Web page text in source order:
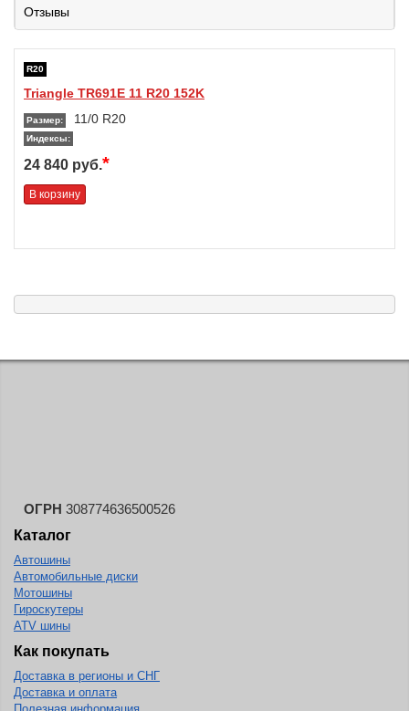
Отзывы
R20
Triangle TR691E 11 R20 152K
Размер: 11/0 R20
Индексы:
24 840 руб.*
В корзину
ОГРН 308774636500526
Каталог
Автошины
Автомобильные диски
Мотошины
Гироскутеры
ATV шины
Как покупать
Доставка в регионы и СНГ
Доставка и оплата